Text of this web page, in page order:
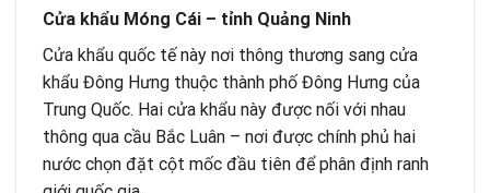
Cửa khẩu Móng Cái – tỉnh Quảng Ninh
Cửa khẩu quốc tế này nơi thông thương sang cửa
khẩu Đông Hưng thuộc thành phố Đông Hưng của
Trung Quốc. Hai cửa khẩu này được nối với nhau
thông qua cầu Bắc Luân – nơi được chính phủ hai
nước chọn đặt cột mốc đầu tiên để phân định ranh